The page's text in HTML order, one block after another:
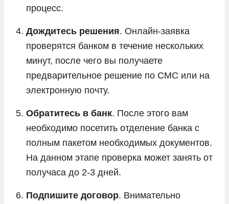
процесс.
Дождитесь решения. Онлайн-заявка
проверятся банком в течение нескольких
минут, после чего вы получаете
предварительное решение по СМС или на
электронную почту.
Обратитесь в банк. После этого вам
необходимо посетить отделение банка с
полным пакетом необходимых документов.
На данном этапе проверка может занять от
получаса до 2-3 дней.
Подпишите договор. Внимательно